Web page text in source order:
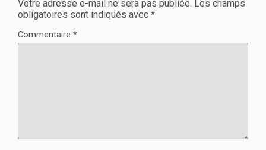
Votre adresse e-mail ne sera pas publiée. Les champs
obligatoires sont indiqués avec *
Commentaire *